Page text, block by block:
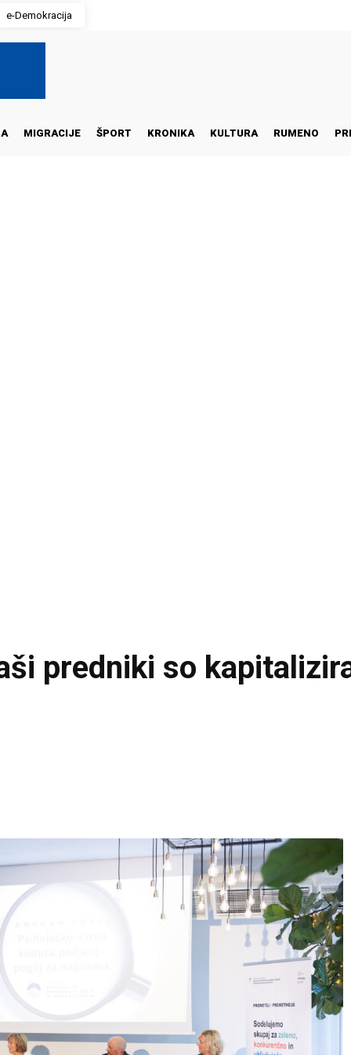
e-Demokracija
MIGRACIJE ŠPORT KRONIKA KULTURA RUMENO
predniki so